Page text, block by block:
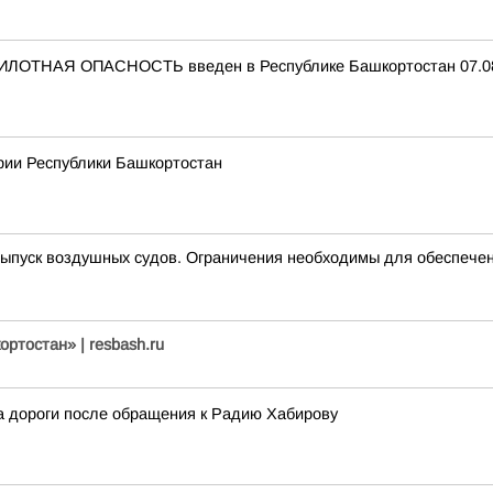
ОПАСНОСТЬ введен в Республике Башкортостан
Республики Башкортостан
воздушных судов. Ограничения необходимы для
| resbash.ru
после обращения к Радию Хабирову